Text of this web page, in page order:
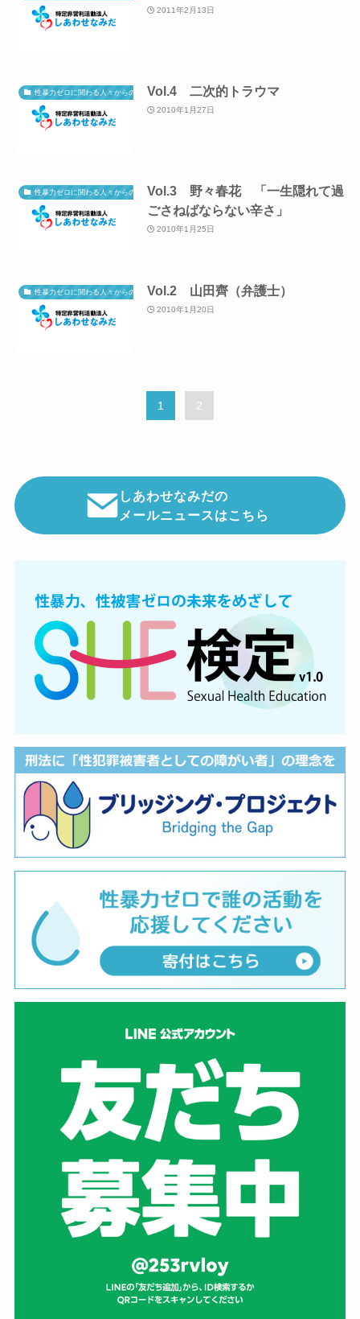
2011年2月13日
性暴力ゼロに関わる人々からのメッセージVol.4 二次的トラウマ
2010年1月27日
性暴力ゼロに関わる人々からのメッセージVol.3 野々春花 「一生隠れて過
ごさねばならない辛さ」
2010年1月25日
性暴力ゼロに関わる人々からのメッセージVol.2 山田齊（弁護士）
2010年1月20日
1 2
しあわせなみだの
メールニュースはこちら